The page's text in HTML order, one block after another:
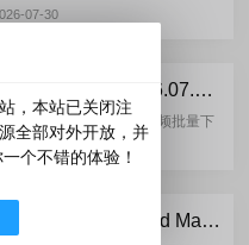
产免费下载工具，采用P2SP技
07-30
闪豆多平台视频批量下载器-2026.07.29 安装版
款强大的闪豆多平台视频批量下
视频站,支持批量下载，转码自动
解析下载会员视频,例如B站还能
07-30
IDM下载工具：Internet Download Manager-v6.43.7.3-MagicGenius 静默版
，本站已关闭注
全部对外开放，并
个不错的体验！